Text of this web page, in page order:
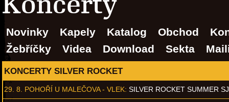
Novinky Kapely Katalog Obchod
Žebříčky
Videa Download Sekta
KONCERTY SILVER ROCKET
29. 8. POHOŘÍ U MALEČOVA - VLEK: SILVER ROCKET SUMMER